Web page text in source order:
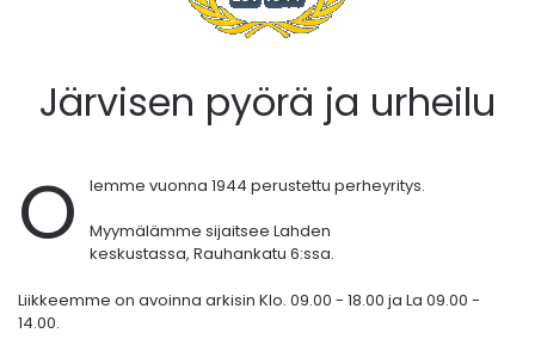
Järvisen pyörä ja urheilu
O
lemme vuonna 1944 perustettu perheyritys.
Myymälämme sijaitsee Lahden
keskustassa, Rauhankatu 6:ssa.
Liikkeemme on avoinna arkisin Klo. 09.00 - 18.00 ja La 09.00 -
14.00.